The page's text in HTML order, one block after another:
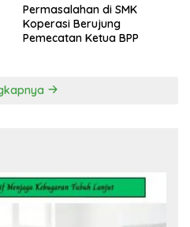
Permasalahan di SMK
Koperasi Berujung
Pemecatan Ketua BPP